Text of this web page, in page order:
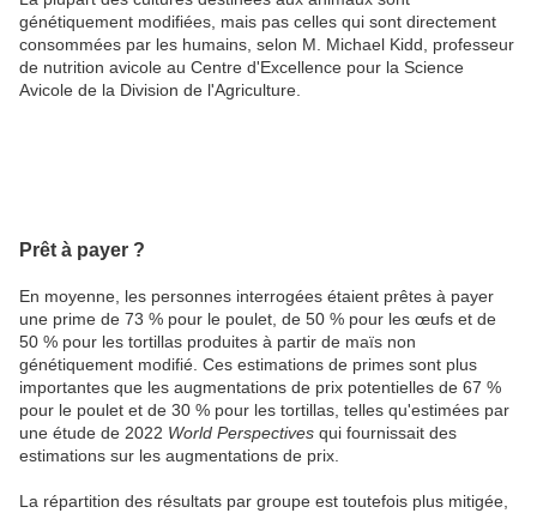
génétiquement modifiées, mais pas celles qui sont directement
consommées par les humains, selon M. Michael Kidd, professeur
de nutrition avicole au Centre d'Excellence pour la Science
Avicole de la Division de l'Agriculture.
Prêt à payer ?
En moyenne, les personnes interrogées étaient prêtes à payer
une prime de 73 % pour le poulet, de 50 % pour les œufs et de
50 % pour les tortillas produites à partir de maïs non
génétiquement modifié. Ces estimations de primes sont plus
importantes que les augmentations de prix potentielles de 67 %
pour le poulet et de 30 % pour les tortillas, telles qu'estimées par
une étude de 2022 World Perspectives qui fournissait des
estimations sur les augmentations de prix.
La répartition des résultats par groupe est toutefois plus mitigée,